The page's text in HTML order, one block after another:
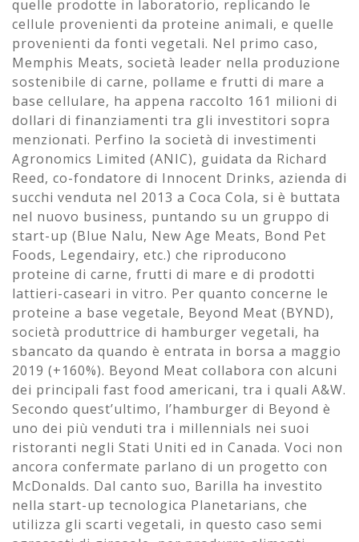
quelle prodotte in laboratorio, replicando le
cellule provenienti da proteine animali, e quelle
provenienti da fonti vegetali. Nel primo caso,
Memphis Meats, società leader nella produzione
sostenibile di carne, pollame e frutti di mare a
base cellulare, ha appena raccolto 161 milioni di
dollari di finanziamenti tra gli investitori sopra
menzionati. Perfino la società di investimenti
Agronomics Limited (ANIC), guidata da Richard
Reed, co-fondatore di Innocent Drinks, azienda di
succhi venduta nel 2013 a Coca Cola, si è buttata
nel nuovo business, puntando su un gruppo di
start-up (Blue Nalu, New Age Meats, Bond Pet
Foods, Legendairy, etc.) che riproducono
proteine di carne, frutti di mare e di prodotti
lattieri-caseari in vitro. Per quanto concerne le
proteine a base vegetale, Beyond Meat (BYND),
società produttrice di hamburger vegetali, ha
sbancato da quando è entrata in borsa a maggio
2019 (+160%). Beyond Meat collabora con alcuni
dei principali fast food americani, tra i quali A&W.
Secondo quest’ultimo, l’hamburger di Beyond è
uno dei più venduti tra i millennials nei suoi
ristoranti negli Stati Uniti ed in Canada. Voci non
ancora confermate parlano di un progetto con
McDonalds. Dal canto suo, Barilla ha investito
nella start-up tecnologica Planetarians, che
utilizza gli scarti vegetali, in questo caso semi